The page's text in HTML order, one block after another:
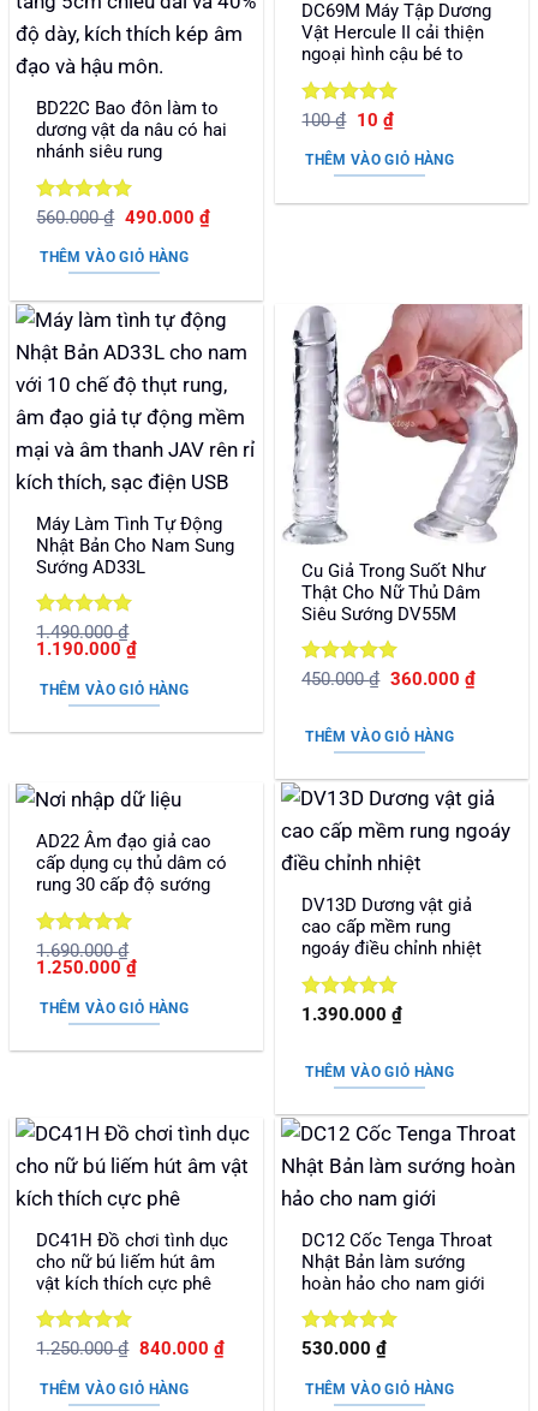
BD22C Bao đôn làm to
dương vật da nâu có hai
nhánh siêu rung
Được xếp
sao
560.000₫ Giá
là:
560.000 ₫.
490.000 ₫Giá
hiện
THÊM VÀO GIỎ HÀNG
DC69M Máy Tập Dương
Vật Hercule II cải thiện
ngoại hình cậu bé to
Được xếp
sao
100₫ Giá
gốc
là:
100 ₫.
10 ₫Giá
hiện
tại
là:
THÊM VÀO GIỎ HÀNG
Máy Làm Tình Tự Động
Nhật Bản Cho Nam Sung
Sướng AD33L
Được xếp
hạng55
1.490.000₫
Giá
là:
1.490.000 ₫.
1.190.000₫Giá
tại
là:
THÊM VÀO GIỎ HÀNG
Cu Giả Trong Suốt Như
Thật Cho Nữ Thủ Dâm
Siêu Sướng DV55M
Được xếp
450.000₫ Giá
450.000 ₫.
360.000 ₫Giá
hiện
THÊM VÀO GIỎ HÀNG
AD22 Âm đạo giả cao
cấp dụng cụ thủ dâm có
rung 30 cấp độ sướng
Được xếp
hạng55
1.690.000₫
Giá
là:
1.690.000 ₫.
1.250.000₫Giá
tại
là:
THÊM VÀO GIỎ HÀNG
DV13D Dương vật giả
cao cấp mềm rung
ngoáy điều chỉnh nhiệt
Được xếp
1.390.000₫
THÊM VÀO GIỎ HÀNG
DC41H Đồ chơi tình dục
cho nữ bú liếm hút âm
vật kích thích cực phê
Được xếp
sao
1.250.000₫ Giá
là:
1.250.000 ₫.
840.000 ₫Giá
THÊM VÀO GIỎ HÀNG
DC12 Cốc Tenga Throat
Nhật Bản làm sướng
hoàn hảo cho nam giới
Được xếp
sao
530.000₫
THÊM VÀO GIỎ HÀNG